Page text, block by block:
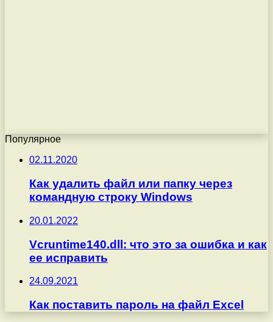
Популярное
02.11.2020
Как удалить файл или папку через
командную строку Windows
20.01.2022
Vcruntime140.dll: что это за ошибка и как
ее исправить
24.09.2021
Как поставить пароль на файл Excel